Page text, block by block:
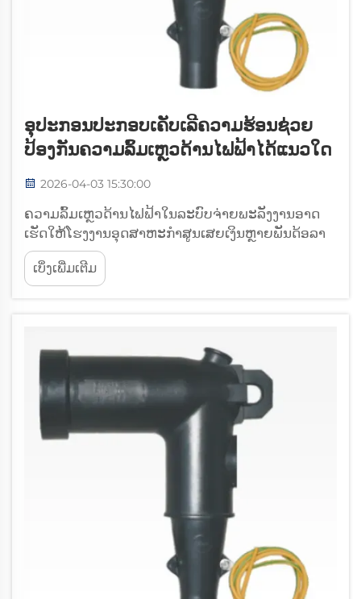
ອຸປະກອນປະກອບເຄັບເລີຄວາມຮ້ອນຊ່ວຍ
ປ້ອງກັນຄວາມລົ້ມເຫຼວດ້ານໄຟຟ້າໄດ້ແນວໃດ
2026-04-03 15:30:00
ຄວາມລົ້ມເຫຼວດ້ານໄຟຟ້າໃນລະບົບຈ່າຍພະລັງງານອາດ
ເຮັດໃຫ້ໂຮງງານອຸດສາຫະກຳສູນເສຍເງິນຫຼາຍພັນດ້ອລາ
ເນື່ອງຈາກການຢຸດເຄື່ອງ, ຄວາມເສຍຫາຍຂອງອຸປະກອນ,
ແລະ ຄວາມສ່ຽງດ້ານຄວາມປອດໄພ. ການເຂົ້າໃຈວ່າ
ອຸປະກອນເສັ້ນໄຍຄວາມຮ້ອນເຮັດວຽກເປັນສ່ວນປ້ອງກັນທີ່
ເບິ່ງເພີ່ມເຕີມ